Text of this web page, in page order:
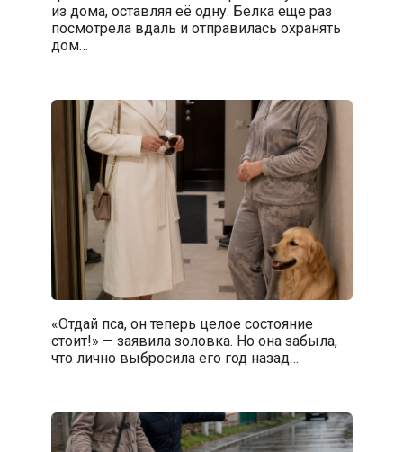
из дома, оставляя её одну. Белка еще раз
посмотрела вдаль и отправилась охранять
дом…
«Отдай пса, он теперь целое состояние
стоит!» — заявила золовка. Но она забыла,
что лично выбросила его год назад…